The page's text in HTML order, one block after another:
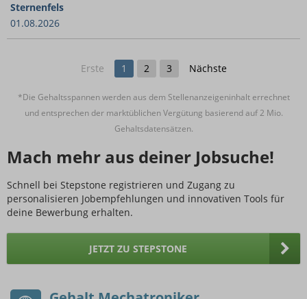
Sternenfels
01.08.2026
Erste 1 2 3 Nächste
*Die Gehaltsspannen werden aus dem Stellenanzeigeninhalt errechnet
und entsprechen der marktüblichen Vergütung basierend auf 2 Mio.
Gehaltsdatensätzen.
Mach mehr aus deiner Jobsuche!
Schnell bei Stepstone registrieren und Zugang zu
personalisieren Jobempfehlungen und innovativen Tools für
deine Bewerbung erhalten.
JETZT ZU STEPSTONE